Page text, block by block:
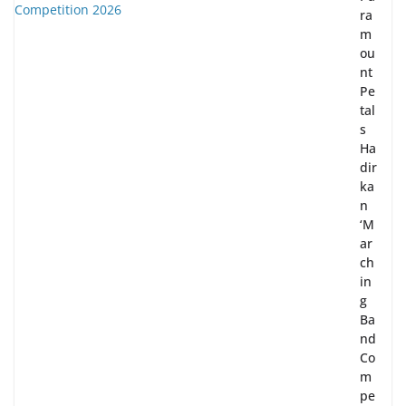
ra
m
ou
nt
Pe
tal
s
Ha
dir
ka
n
‘M
ar
ch
in
g
Ba
nd
Co
m
pe